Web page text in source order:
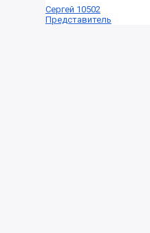
Сергей 10502
Представитель